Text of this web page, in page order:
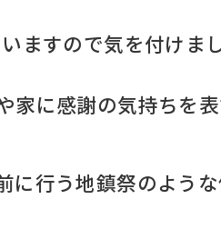
ますので気を付けまし
家に感謝の気持ちを
に行う地鎮祭のよう